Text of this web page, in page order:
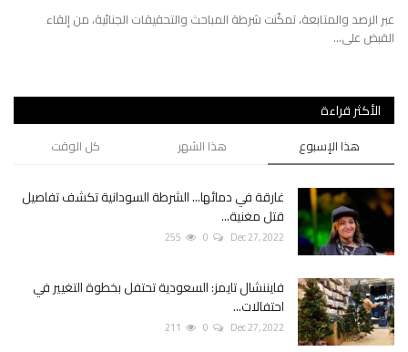
عبر الرصد والمتابعة، تمكّنت شرطة المباحث والتحقيقات الجنائية، من إلقاء
القبض على...
الأكثر قراءة
هذا الإسبوع هذا الشهر كل الوقت
غارقة في دمائها... الشرطة السودانية تكشف تفاصيل
قتل مغنية...
Dec 27, 2022
0
255
فايننشال تايمز: السعودية تحتفل بخطوة التغيير في
احتفالات...
Dec 27, 2022
0
211